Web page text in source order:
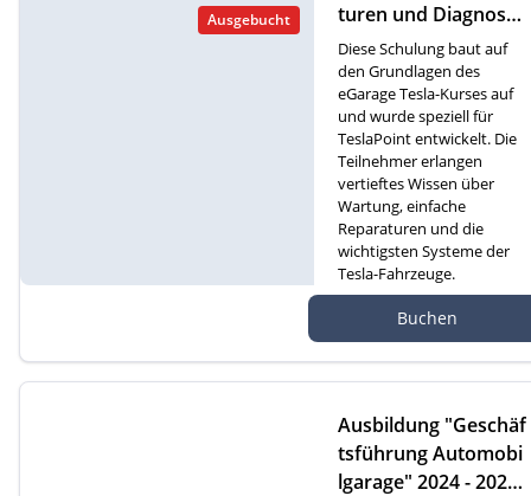
Ausgebucht
turen und Diagnose
an Tesla-Fahrzeugen
(D)
Diese Schulung baut auf
den Grundlagen des
eGarage Tesla-Kurses auf
und wurde speziell für
TeslaPoint entwickelt. Die
Teilnehmer erlangen
vertieftes Wissen über
Wartung, einfache
Reparaturen und die
wichtigsten Systeme der
Tesla-Fahrzeuge.
atte 1D, 6260 Reiden
Buchen
Ausbildung "Geschäf
tsführung Automobi
lgarage" 2024 - 2026